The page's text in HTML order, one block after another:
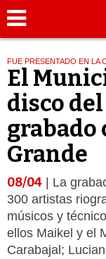
FUE PRESENTADO EN LA
El
disco
grabado
Grande
08/04 | La
300 artistas
músicos y
ellos Maikel y el
Carabajal;